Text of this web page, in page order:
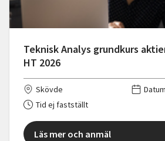
Teknisk Analys grundkurs
HT 2026
Skövde
Tid ej fastställt
Läs mer och anmäl